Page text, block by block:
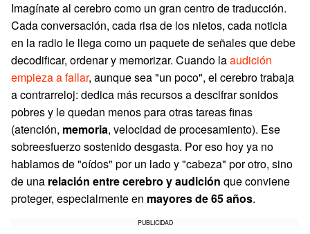
Imagínate al cerebro como un gran centro de traducción.
Cada conversación, cada risa de los nietos, cada noticia
en la radio le llega como un paquete de señales que debe
decodificar, ordenar y memorizar. Cuando laaudición
empieza a fallar, aunque sea "un poco", el cerebro trabaja
a contrarreloj: dedica más recursos a descifrar sonidos
pobres y le quedan menos para otras tareas finas
(atención, memoria, velocidad de procesamiento). Ese
sobreesfuerzo sostenido desgasta. Por eso hoy ya no
hablamos de "oídos" por un lado y "cabeza" por otro, sino
de una relación entre cerebro y audición que conviene
proteger, especialmente en mayores de 65 años.
PUBLICIDAD